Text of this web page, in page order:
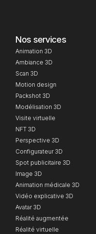
Nos services
Animation 3D
Ambiance 3D
Scan 3D
Motion design
Packshot 3D
Modélisation 3D
Visite virtuelle
NFT 3D
Perspective 3D
Configurateur 3D
Spot publicitaire 3D
Image 3D
Animation médicale 3D
Vidéo explicative 3D
Avatar 3D
Réalité augmentée
Réalité virtuelle